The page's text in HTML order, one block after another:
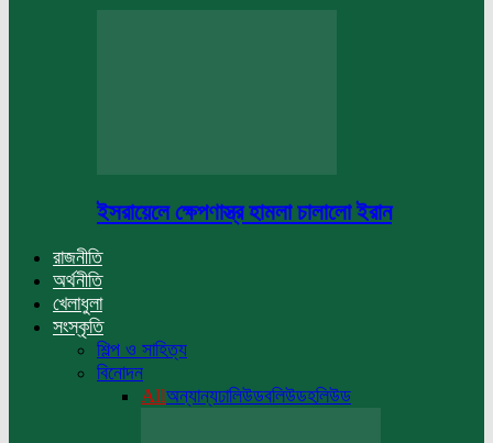
ইসরায়েলে ক্ষেপণাস্ত্র হামলা চালালো ইরান
রাজনীতি
অর্থনীতি
খেলাধুলা
সংস্কৃতি
শিল্প ও সাহিত্য
বিনোদন
Allঅন্যান্যঢালিউডবলিউডহলিউড